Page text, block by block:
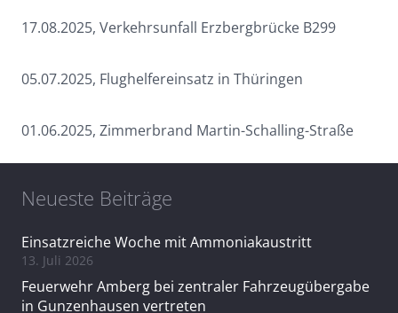
17.08.2025, Verkehrsunfall Erzbergbrücke B299
05.07.2025, Flughelfereinsatz in Thüringen
01.06.2025, Zimmerbrand Martin-Schalling-Straße
Neueste Beiträge
Einsatzreiche Woche mit Ammoniakaustritt
13. Juli 2026
Feuerwehr Amberg bei zentraler Fahrzeugübergabe
in Gunzenhausen vertreten